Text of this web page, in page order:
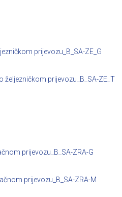
prijevozu_B_SA-ZE_G
željezničkom prijevozu_B_SA-ZE_T
prijevozu_B_SA-ZRA-G
prijevozu_B_SA-ZRA-M